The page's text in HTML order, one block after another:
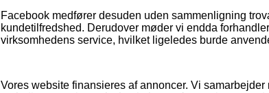
Facebook medfører desuden uden sammenligning
kundetilfredshed. Derudover møder vi endda
virksomhedens service, hvilket ligeledes burde
Vores website finansieres af annoncer. Vi